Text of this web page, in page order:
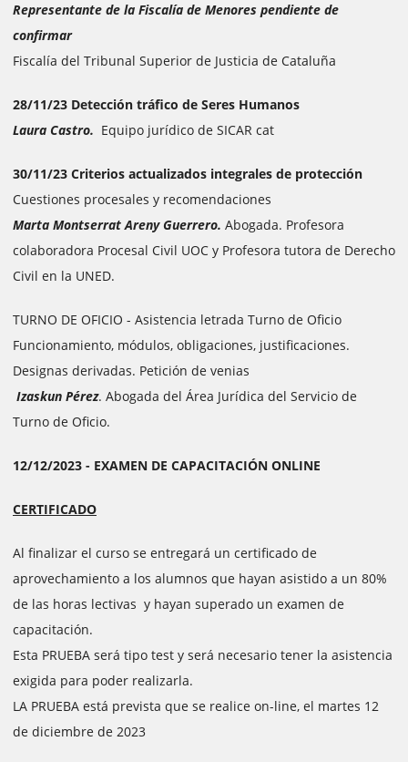
Representante de la Fiscalía de Menores pendiente de
confirmar
Fiscalía del Tribunal Superior de Justicia de Cataluña
28/11/23 Detección tráfico de Seres Humanos
Laura Castro. Equipo jurídico de SICAR cat
30/11/23 Criterios actualizados integrales de protección
Cuestiones procesales y recomendaciones
Marta Montserrat Areny Guerrero. Abogada. Profesora
colaboradora Procesal Civil UOC y Profesora tutora de Derecho
Civil en la UNED.
TURNO DE OFICIO - Asistencia letrada Turno de Oficio
Funcionamiento, módulos, obligaciones, justificaciones.
Designas derivadas. Petición de venias
Izaskun Pérez. Abogada del Área Jurídica del Servicio de
Turno de Oficio.
12/12/2023 - EXAMEN DE CAPACITACIÓN ONLINE
CERTIFICADO
Al finalizar el curso se entregará un certificado de
aprovechamiento a los alumnos que hayan asistido a un 80%
de las horas lectivas y hayan superado un examen de
capacitación.
Esta PRUEBA será tipo test y será necesario tener la asistencia
exigida para poder realizarla.
LA PRUEBA está prevista que se realice on-line, el martes 12
de diciembre de 2023